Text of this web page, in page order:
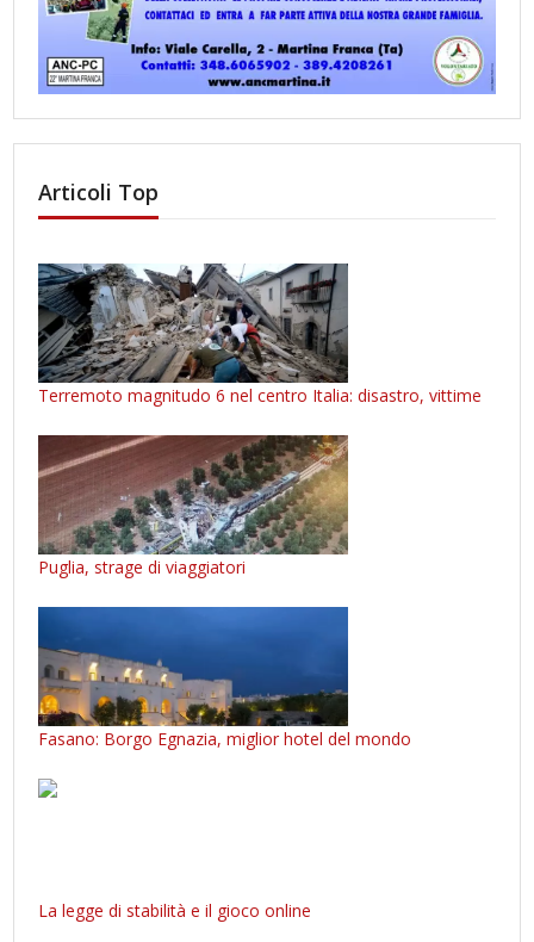
Articoli Top
Terremoto magnitudo 6 nel centro Italia: disastro, vittime
Puglia, strage di viaggiatori
Fasano: Borgo Egnazia, miglior hotel del mondo
La legge di stabilità e il gioco online